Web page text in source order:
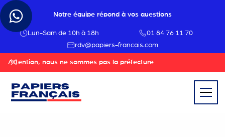
Notre équipe répond à vos questions
Lun-Sam de 10h à 18h
01 84 76 11 70
rdv@papiers-francais.com
Attention, nous ne sommes pas la préfecture